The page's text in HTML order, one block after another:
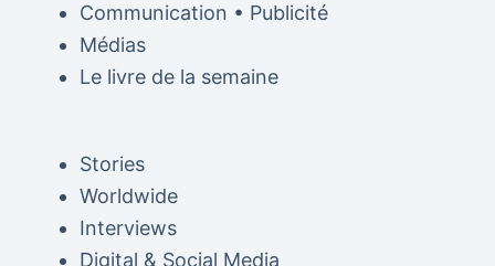
Communication • Publicité
Médias
Le livre de la semaine
Stories
Worldwide
Interviews
Digital & Social Media